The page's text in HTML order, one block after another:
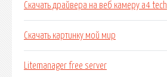
Скачать драйвера на веб камеру а4 tech
Скачать картинку мой мир
Litemanager free server